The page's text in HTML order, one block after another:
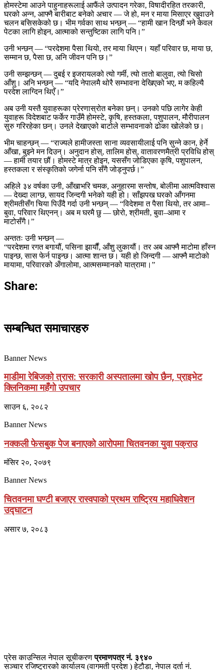
होमस्टेमा आउने पाहुनाहरूलाई आफैंले उत्पादन गरेका, विषादीरहित तरकारी,
घरको अन्न, आफ्नै बारीबाट बनेको अचार — जे हो, मन र माया मिसाएर खुवाउने
चलन बसिसकेको छ। भीम गर्वका साथ भन्छन् — “हामी खान दिन्छौं भने केवल
पेटका लागि होइन, आत्माको सन्तुष्टिका लागि पनि।”
उनी भन्छन् — “परदेशमा पैसा थियो, तर माया थिएन। यहाँ परिवार छ, माया छ,
सम्मान छ, पैसा छ, अनि जीवन पनि छ।”
उनी सम्झन्छन् — दुबई र इजरायलको त्यो गर्मी, त्यो तातो बालुवा, त्यो चिसो
आँशु। अनि भन्छन् — “यदि नेपालमै थोरै सम्भावना देखिएको भए, म कहिल्यै
परदेश लाग्दिन थिएँ।”
अब उनी यस्तै युवाहरूका प्रेरणास्रोत बनेका छन्। उनको पछि लागेर केही
युवाहरू विदेशबाट फर्केर गाउँमै होमस्टे, कृषि, हस्तकला, पशुपालन, मौरीपालन
सुरु गरिरहेका छन्। उनले देखाएको बाटोले सम्भावनाको ढोका खोलेको छ।
भीम चाहन्छन् — “राज्यले हामीजस्ता साना व्यवसायीलाई पनि सुन्ने कान, हेर्ने
आँखा, बुझ्ने मन दिउन्। अनुदान होस्, तालिम होस्, वातावरणमैत्री प्रविधि होस्
— हामी तयार छौं। होमस्टे मात्र होइन, यससँग जोडिएका कृषि, पशुपालन,
हस्तकला र संस्कृतिको जगेर्ना पनि सँगै जोड्नुपर्छ।”
अहिले ३४ वर्षका उनी, आँखाभरि चमक, अनुहारमा सन्तोष, बोलीमा आत्मविश्वास
— देख्दा लाग्छ, सायद जिन्दगी भनेको यही हो। साँझपख घरको आँगनमा
श्रीमतीसँग चिया पिउँदै गर्दा उनी भन्छन् — “विदेशमा त पैसा थियो, तर आमा–
बुवा, परिवार थिएनन्। अब म घरमै छु — छोरो, श्रीमती, बुवा–आमा र
माटोसँगै।”
अन्ततः उनी भन्छन् —
“परदेशमा रगत बगायौं, पसिना झार्यौं, आँशु लुकायौं। तर अब आफ्नै माटोमा हाँस्न
पाइन्छ, सास फेर्न पाइन्छ। आत्मा शान्त छ। यही हो जिन्दगी — आफ्नै माटोको
मायामा, परिवारको अँगालोमा, आत्मसम्मानको यात्रामा।”
Share:
सम्बन्धित समाचारहरु
Banner News
माडीमा रेबिजको त्रास: सरकारी अस्पतालमा खोप छैन, प्राइभेट
क्लिनिकमा महँगो उपचार
साउन ६, २०८२
Banner News
नक्कली फेसबुक पेज बनाएको आरोपमा चितवनका युवा पक्राउ
मंसिर २०, २०७९
Banner News
चितवनमा घण्टी बजाएर रास्वपाको प्रथम राष्ट्रिय महाधिवेशन
उद्घाटन
असार ७, २०८३
प्रेस काउन्सिल नेपाल सूचीकरणप्रमाणपत्र नं. ३९४०
सञ्चार रजिष्ट्रारको कार्यालय (वागमती प्रदेश ) हेटौडा, नेपाल दर्ता नं.